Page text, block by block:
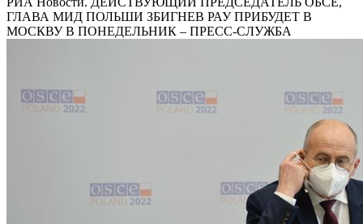
ГЛАВА МИД ПОЛЬШИ ЗБИГНЕВ РАУ ПРИБУДЕТ В
МОСКВУ В ПОНЕДЕЛЬНИК – ПРЕСС-СЛУЖБА